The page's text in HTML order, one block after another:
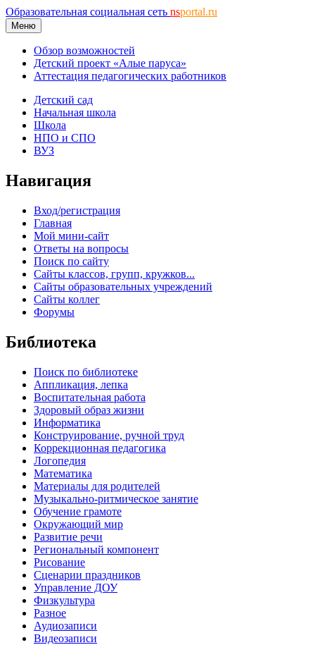
Образовательная социальная сеть nsportal.ru
Меню
Обзор возможностей
Детский проект «Алые паруса»
Аттестация педагогических работников
Детский сад
Начальная школа
Школа
НПО и СПО
ВУЗ
Навигация
Вход/регистрация
Главная
Мой мини-сайт
Ответы на вопросы
Поиск по сайту
Сайты классов, групп, кружков...
Сайты образовательных учреждений
Сайты коллег
Форумы
Библиотека
Поиск по библиотеке
Аппликация, лепка
Воспитательная работа
Здоровый образ жизни
Информатика
Конструирование, ручной труд
Коррекционная педагогика
Логопедия
Математика
Материалы для родителей
Музыкально-ритмическое занятие
Обучение грамоте
Окружающий мир
Развитие речи
Региональный компонент
Рисование
Сценарии праздников
Управление ДОУ
Физкультура
Разное
Аудиозаписи
Видеозаписи